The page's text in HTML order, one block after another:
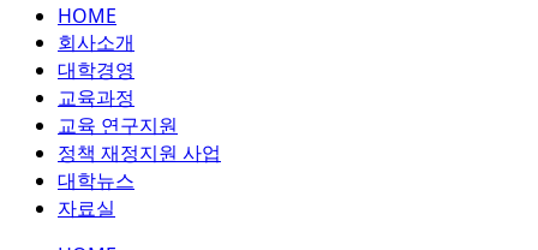
HOME
회사소개
대학경영
교육과정
교육 연구지원
정책 재정지원 사업
대학뉴스
자료실